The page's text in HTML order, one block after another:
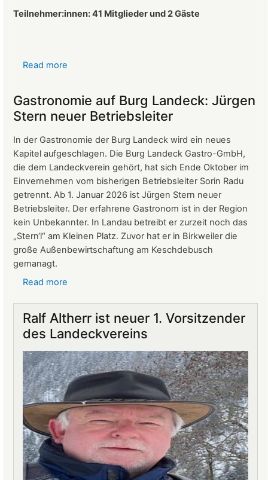
Teilnehmer:innen: 41 Mitglieder und 2 Gäste
Read more
Mitgliederversammlung
vom
März
2026
Gastronomie auf Burg Landeck: Jürgen
Stern neuer Betriebsleiter
In der Gastronomie der Burg Landeck wird ein neues
Kapitel aufgeschlagen. Die Burg Landeck Gastro-GmbH,
die dem Landeckverein gehört, hat sich Ende Oktober im
Einvernehmen vom bisherigen Betriebsleiter Sorin Radu
getrennt. Ab 1. Januar 2026 ist Jürgen Stern neuer
Betriebsleiter. Der erfahrene Gastronom ist in der Region
kein Unbekannter. In Landau betreibt er zurzeit noch das
„Stern‘l“ am Kleinen Platz. Zuvor hat er in Birkweiler die
große Außenbewirtschaftung am Keschdebusch
gemanagt.
Read more
Burg
Landeck:
Jürgen
Stern
neuer
Betriebsleiter
Ralf Altherr ist neuer 1. Vorsitzender
des Landeckvereins